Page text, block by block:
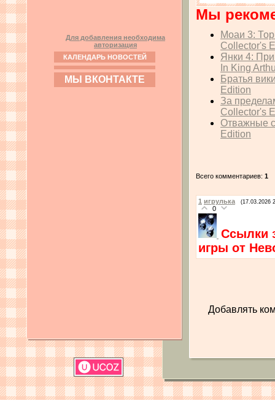
Для добавления необходима
авторизация
КАЛЕНДАРЬ НОВОСТЕЙ
МЫ ВКОНТАКТЕ
Мы
Моаи 3:
Collector's
Янки 4:
In King
Братья
Edition
За
Collector's
Отважные
Edition
Всего комментариев: 1
1 игрулька (17.03.2026
0
Ссылки
игры от
Добавлять